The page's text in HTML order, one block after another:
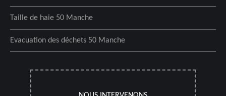
Taille de haie 50 Manche
Evacuation des déchets 50 Manche